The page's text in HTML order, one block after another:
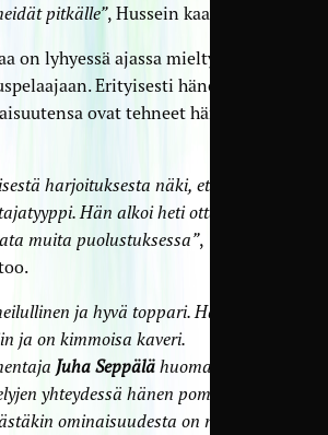
pitkälle”, Hussein kaavailee.
on lyhyessä ajassa mieltynyt
Erityisesti hänen
ovat tehneet häneen
harjoituksesta näki, että
Hän alkoi heti ottaa
muita puolustuksessa”,
ja hyvä toppari. Hän menee
ja on kimmoisa kaveri.
Juha Seppälähuomasi
yhteydessä hänen pomppunsa
ominaisuudesta on meille iloa